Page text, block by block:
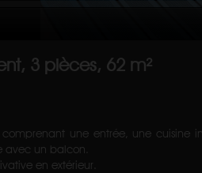
3 pièces, 62 m²
une entrée, une
un balcon.
en extérieur.